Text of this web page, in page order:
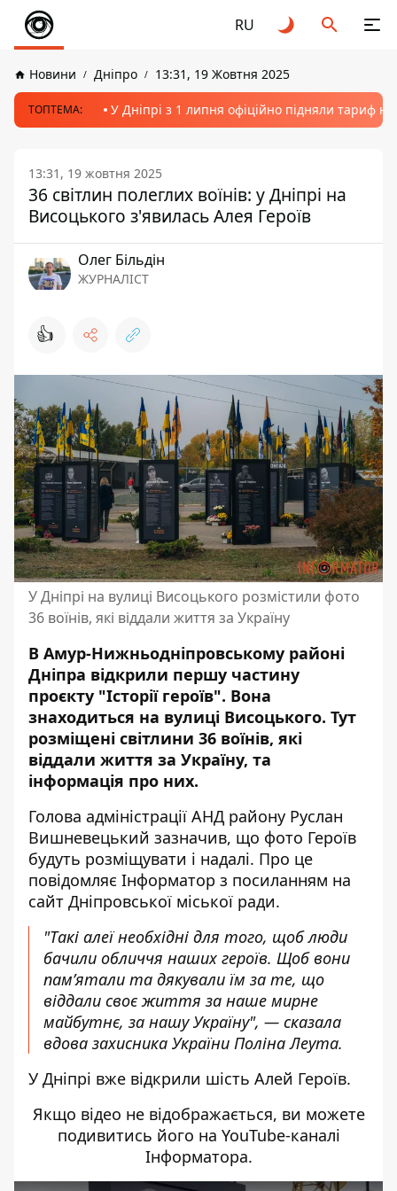
RU
Новини Дніпро 13:31, 19 Жовтня 2025
ТОПТЕМА: У Дніпрі з 1 липня офіційно підняли тариф
13:31, 19 жовтня 2025
36 світлин полеглих воїнів: у Дніпрі на
Висоцького з'явилась Алея Героїв
Олег Більдін
ЖУРНАЛІСТ
👍
У Дніпрі на вулиці Висоцького розмістили фото
36 воїнів, які віддали життя за Україну
В Амур-Нижньодніпровському районі
Дніпра відкрили першу частину
проєкту "Історії героїв". Вона
знаходиться на вулиці Висоцького. Тут
розміщені світлини 36 воїнів, які
віддали життя за Україну, та
інформація про них.
Голова адміністрації АНД району Руслан
Вишневецький зазначив, що фото Героїв
будуть розміщувати і надалі. Про це
повідомляє Інформатор з посиланням на
сайт Дніпровської міської ради.
"Такі алеї необхідні для того, щоб люди
бачили обличчя наших героїв. Щоб вони
пам’ятали та дякували їм за те, що
віддали своє життя за наше мирне
майбутнє, за нашу Україну", — сказала
вдова захисника України Поліна Леута.
У Дніпрі вже відкрили шість Алей Героїв.
Якщо відео не відображається, ви можете
подивитись його на YouTube-каналі
Інформатора.